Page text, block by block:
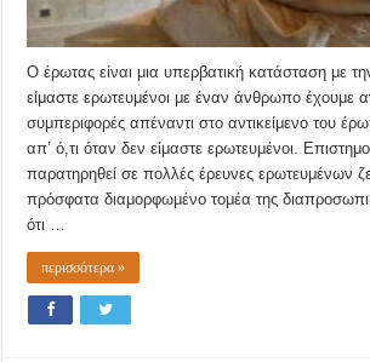
Ο έρωτας είναι μια υπερβατική κατάσταση με
είμαστε ερωτευμένοι με έναν άνθρωπο έχουμε
συμπεριφορές απέναντι στο αντικείμενο του
απ’ ό,τι όταν δεν είμαστε ερωτευμένοι.
παρατηρηθεί σε πολλές έρευνες ερωτευμένων
πρόσφατα διαμορφωμένο τομέα της
ότι …
περισσότερα »